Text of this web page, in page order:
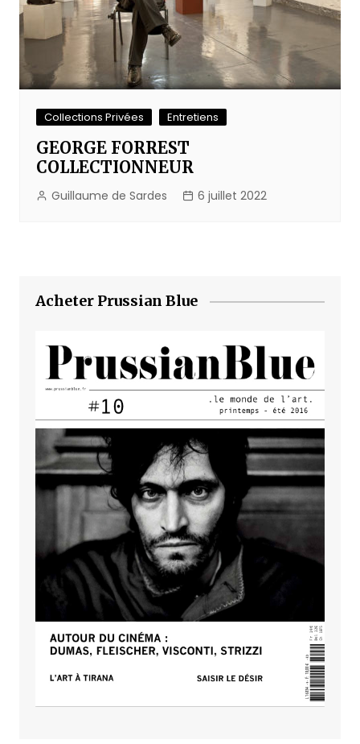
Collections Privées Entretiens
GEORGE FORREST
COLLECTIONNEUR
Guillaume de Sardes 6 juillet 2022
Acheter Prussian Blue